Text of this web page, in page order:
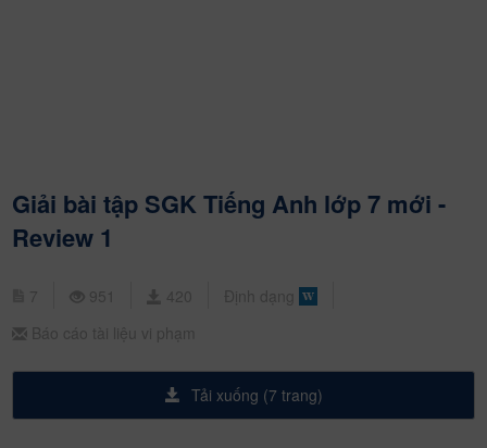
Giải bài tập SGK Tiếng Anh lớp 7 mới -
Review 1
Tải xuống (7 trang)